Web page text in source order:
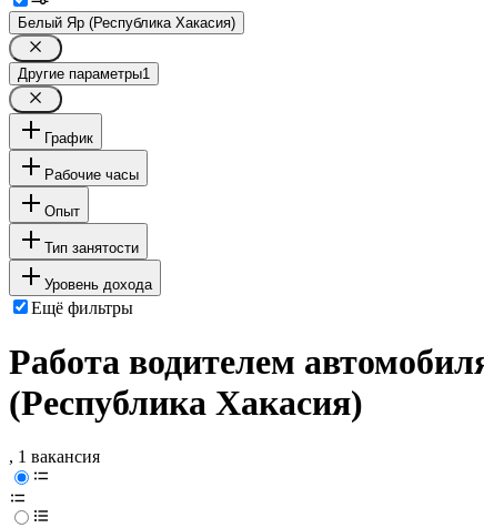
Белый Яр (Республика Хакасия)
Другие параметры1
График
Рабочие часы
Опыт
Тип занятости
Уровень дохода
Ещё фильтры
Работа водителем
(Республика Хакасия)
, 1 вакансия